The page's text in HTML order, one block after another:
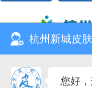
电话
杭州新城皮
您好